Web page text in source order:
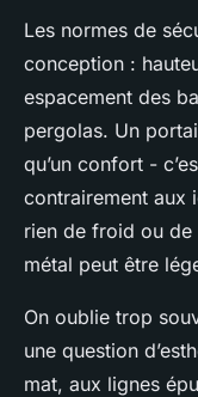
Les normes de
conception :
espacement des
pergolas. Un
qu’un confort -
contrairement aux
rien de froid ou de
métal peut être
On oublie trop
une question
mat, aux lignes